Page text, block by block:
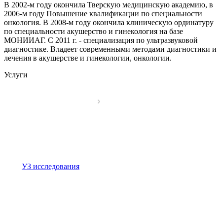
В 2002-м году окончила Тверскую медицинскую академию, в
2006-м году Повышение квалификации по специальности
онкология. В 2008-м году окончила клиническую ординатуру
по специальности акушерство и гинекология на базе
МОНИИАГ. С 2011 г. - специализация по ультразвуковой
диагностике. Владеет современными методами диагностики и
лечения в акушерстве и гинекологии, онкологии.
Услуги
УЗ исследования